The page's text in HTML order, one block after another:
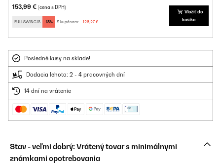
153,99 € (cena s DPH)
FULLSWING18 -18% S kupónom: 126,27 €
Vložiť do
košíka
Posledné kusy na sklade!
Dodacia lehota: 2 - 4 pracovných dní
14 dní na vrátenie
Stav - veľmi dobrý: Vrátený tovar s minimálnymi
známkami opotrebovania